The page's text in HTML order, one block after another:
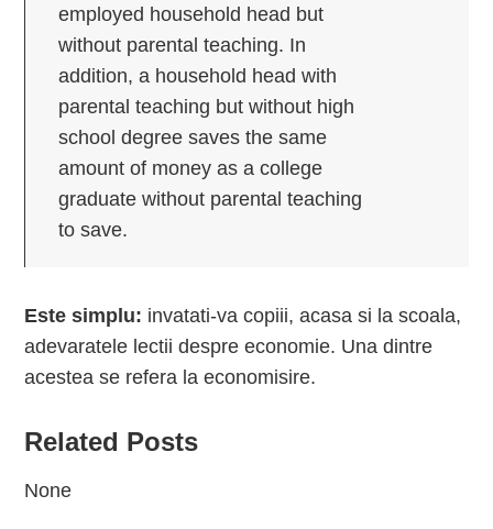
employed household head but
without parental teaching. In
addition, a household head with
parental teaching but without high
school degree saves the same
amount of money as a college
graduate without parental teaching
to save.
Este simplu: invatati-va copiii, acasa si la scoala,
adevaratele lectii despre economie. Una dintre
acestea se refera la economisire.
Related Posts
None